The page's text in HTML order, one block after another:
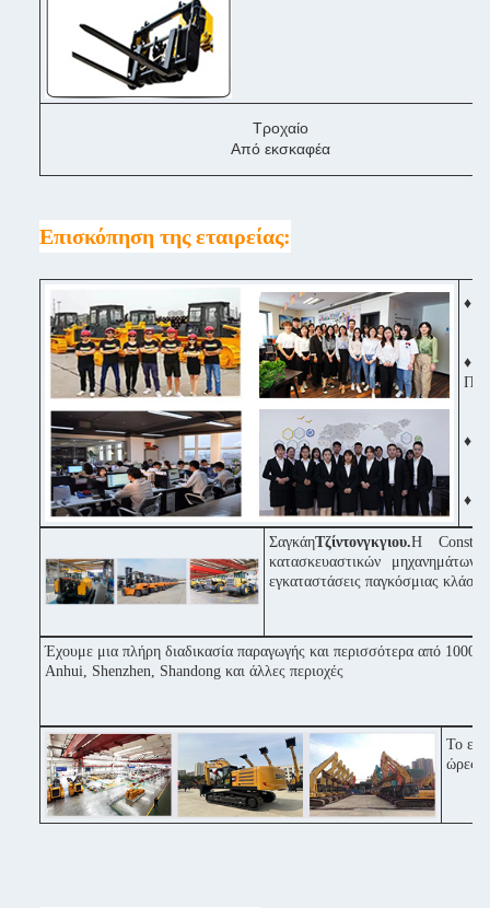
Τροχαίο
Από εκσκαφέα
Επισκόπηση της εταιρείας:
♦
♦
♦
♦
ΣαγκάηΤζίντονγκγιου.Η
κατασκευαστικών
εγκαταστάσεις παγκόσμιας
Έχουμε μια πλήρη διαδικασία παραγωγής και περισσότερα από 1000
Anhui, Shenzhen, Shandong και άλλες περιοχές
Το
ώρες